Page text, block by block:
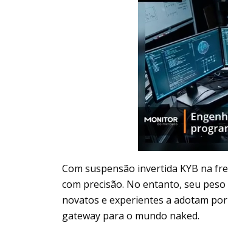
Com suspensão invertida KYB na
com precisão. No entanto, seu
novatos e experientes a adotam
gateway para o mundo naked.